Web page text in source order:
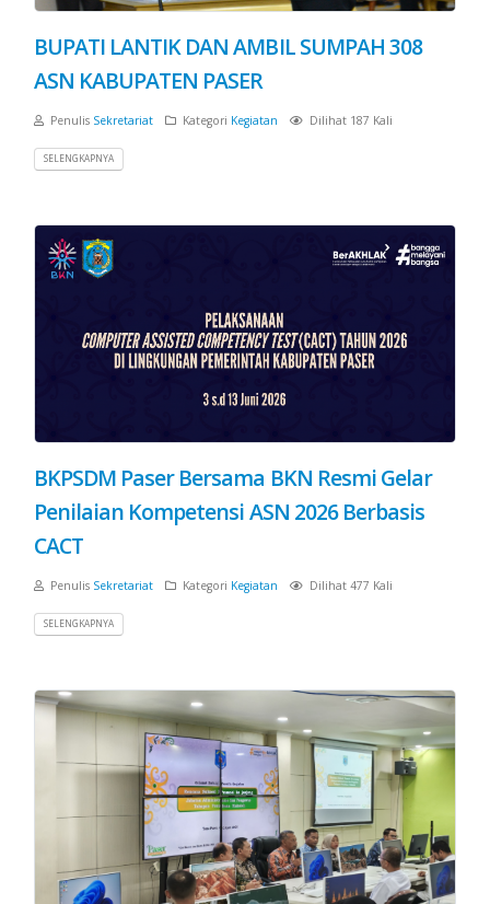
BUPATI LANTIK DAN AMBIL SUMPAH 308
ASN KABUPATEN PASER
Penulis Sekretariat Kategori Kegiatan Dilihat 187 Kali
SELENGKAPNYA
BKPSDM Paser Bersama BKN Resmi Gelar
Penilaian Kompetensi ASN 2026 Berbasis
CACT
Penulis Sekretariat Kategori Kegiatan Dilihat 477 Kali
SELENGKAPNYA